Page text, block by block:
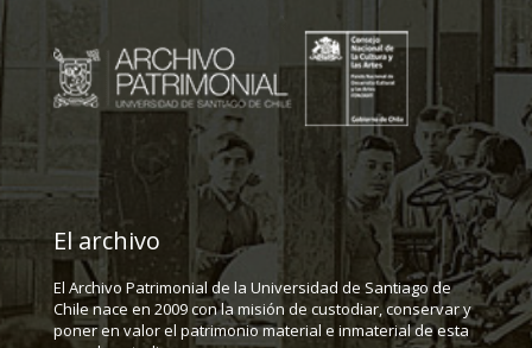
El archivo
El Archivo Patrimonial de la Universidad de Santiago de
Chile nace en 2009 con la misión de custodiar, conservar y
poner en valor el patrimonio material e inmaterial de esta